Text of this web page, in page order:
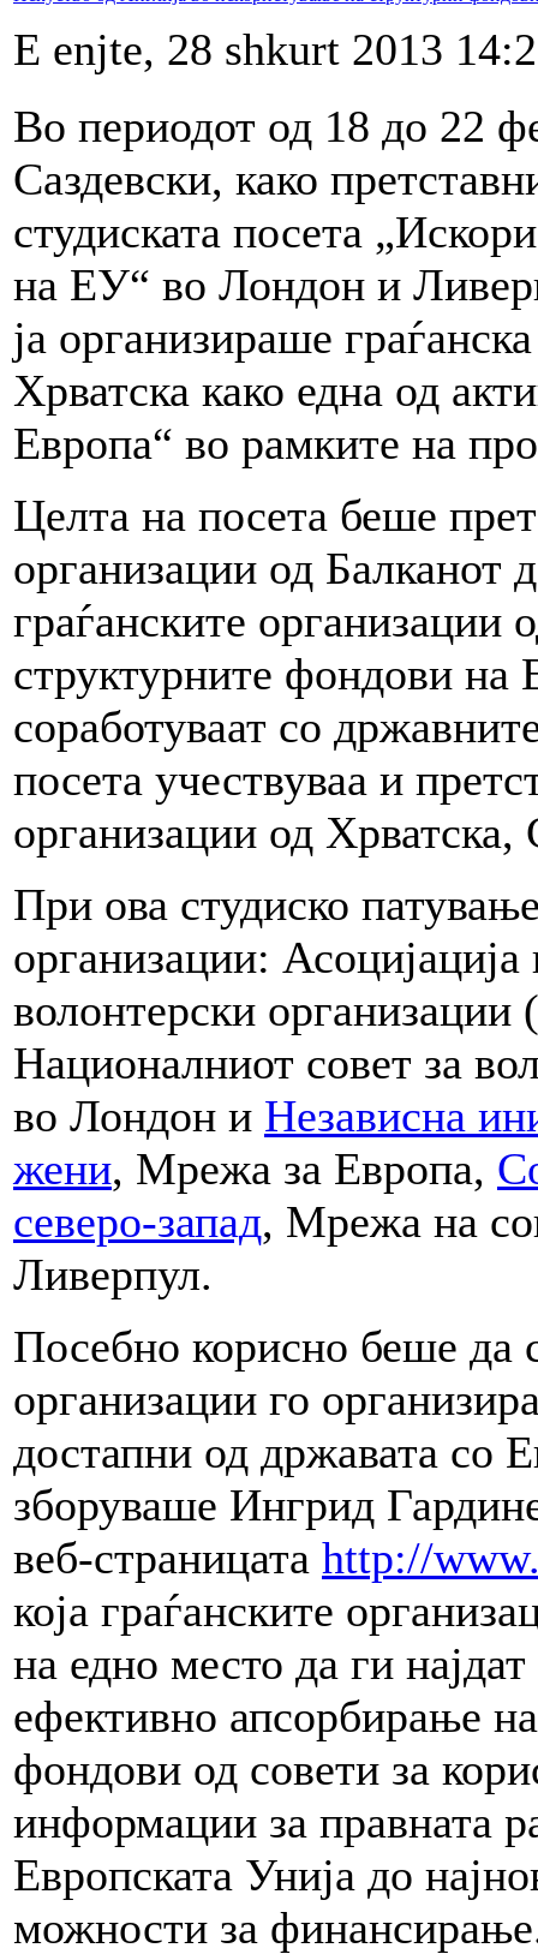
E enjte, 28 shkurt 2013
Во периодот од 18 до 22
Саздевски, како
студиската посета
на ЕУ“ во Лондон и
ја oрганизираше
Хрватска како една од
Европа“ во рамките на
Целта на посета беше
организации од Балканот
граѓанските организации
структурните фондови на
соработуваат со
посета учествуваа и
организации од Хрватска,
При ова студиско
организации:
волонтерски организации (
Националниот совет за
во Лондон и Независна
жени, Мрежа за Европа,
северо-запад, Мрежа на
Ливерпул.
Посебно корисно беше да
организации го
достапни од државата со
зборуваше Ингрид
веб-страницата http://
која граѓанските
на едно место да ги
ефективно апсорбирање
фондови од совети за
информации за правната
Европската Унија до
можности за